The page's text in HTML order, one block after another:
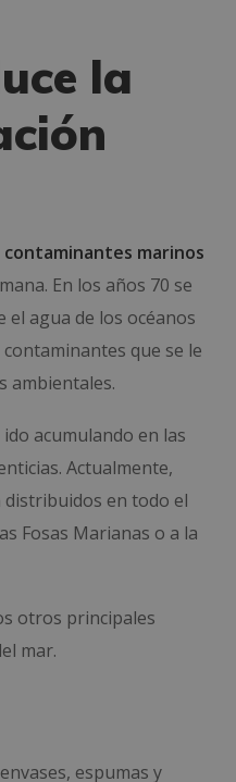
la
contaminantes marinos
En los años 70 se
el agua de los océanos
que se le
ambientales.
acumulando en las
Actualmente,
en todo el
Fosas Marianas o a la
otros principales
mar.
espumas y